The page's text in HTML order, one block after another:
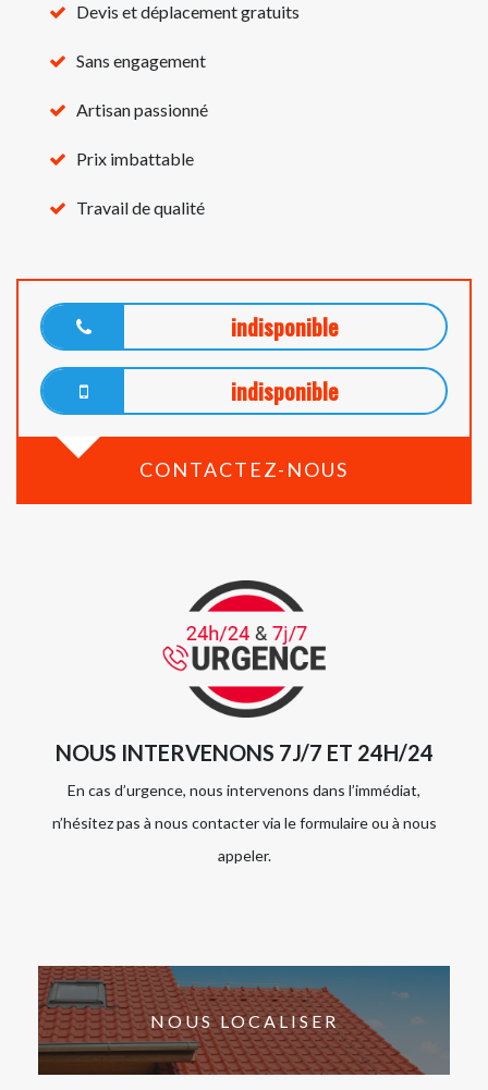
Devis et déplacement gratuits
Sans engagement
Artisan passionné
Prix imbattable
Travail de qualité
indisponible
indisponible
CONTACTEZ-NOUS
NOUS INTERVENONS 7J/7 ET 24H/24
En cas d’urgence, nous intervenons dans l’immédiat,
n’hésitez pas à nous contacter via le formulaire ou à nous
appeler.
NOUS LOCALISER